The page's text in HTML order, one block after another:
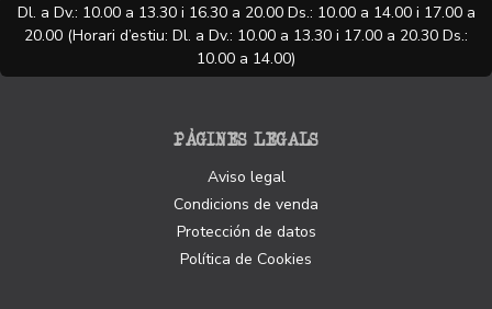
Dl. a Dv.: 10.00 a 13.30 i 16.30 a 20.00 Ds.: 10.00 a 14.00 i 17.00 a
20.00 (Horari d’estiu: Dl. a Dv.: 10.00 a 13.30 i 17.00 a 20.30 Ds.:
10.00 a 14.00)
PÀGINES LEGALS
Aviso legal
Condicions de venda
Protección de datos
Política de Cookies